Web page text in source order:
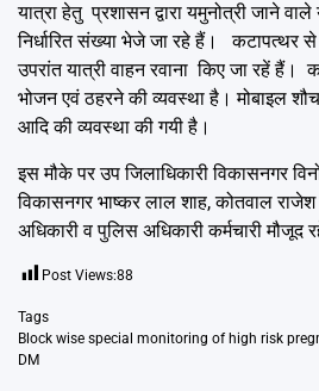
यात्रा हेतु प्रशासन द्वारा यमुनोत्री जाने
निर्धारित संख्या भेजे जा रहे हैं। कटापत्थर
उपरांत यात्री वाहन रवाना किए जा रहें हैं।
भोजन एवं ठहरने की व्यवस्था है। मोबाइल
आदि की व्यवस्था की गयी है।
इस मौके पर उप जिलाधिकारी विकासनगर
विकासनगर भाष्कर लाल शाह, कोतवाल
अधिकारी व पुलिस अधिकारी कर्मचारी मौजूद
Post Views:88
Tags
Block wise special monitoring of high risk
DM